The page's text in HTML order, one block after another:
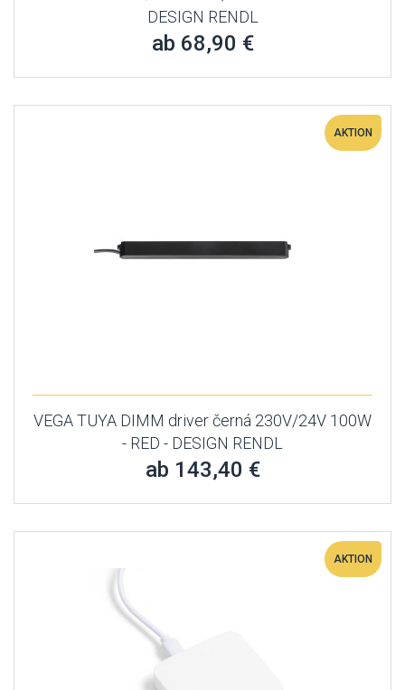
DESIGN RENDL
ab 68,90 €
AKTION
VEGA TUYA DIMM driver černá 230V/24V 100W
- RED - DESIGN RENDL
ab 143,40 €
AKTION